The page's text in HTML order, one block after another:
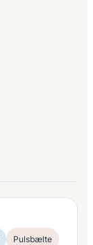
Pulsbælte